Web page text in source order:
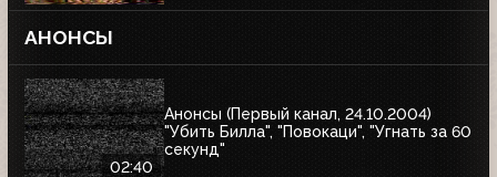
АНОНСЫ
02:40
Анонсы (Первый канал, 24.10.2004)
"Убить Билла", "Повокаци", "Угнать за 60
секунд"